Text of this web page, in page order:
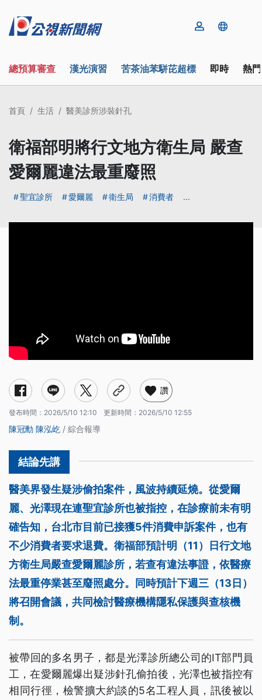
總預算審查 漢光演習 苦茶油苯駢芘超標 即時 熱
首頁 生活 醫美診所涉裝針孔
衛福部明將行文地方衛生局 嚴查
愛爾麗違法最重廢照
聖宜診所 愛爾麗 衛生局 消費者 ...
讚
發布時間： 2026/5/10 12:10 更新時間： 2026/5/10 12:55
陳冠勳 陳泓屹 / 綜合報導
醫美界發生疑涉偷拍案件，風波持續延燒。從愛爾
麗、光澤現在連聖宜診所也被指控，在診療前未有明
確告知，台北市目前已接獲5件消費申訴案件，也有
不少消費者要求退費。衛福部預計明（11）日行文地
方衛生局嚴查愛爾麗診所，若查有違法事證，依醫療
法最重停業甚至廢照處分。同時預計下週三（13日）
將召開會議，共同檢討醫療機構隱私保護與查核機
制。
被帶回的多名男子，都是光澤診所總公司的IT部門員
工，在愛爾麗爆出疑涉針孔偷拍後，光澤也被指控有
相同行徑，檢警擴大約談的5名工程人員，訊後被以